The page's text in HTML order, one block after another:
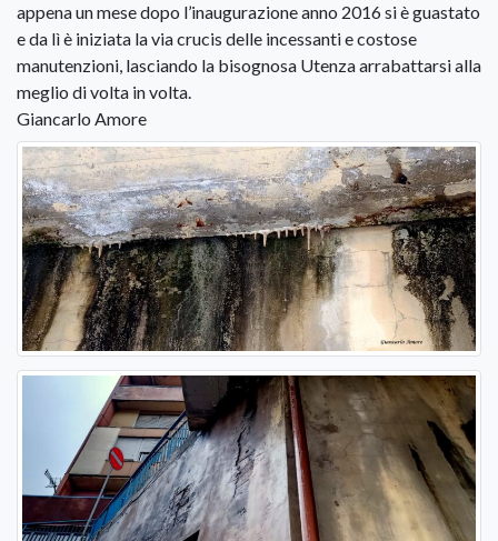
appena un mese dopo l’inaugurazione anno 2016 si è guastato
e da lì è iniziata la via crucis delle incessanti e costose
manutenzioni, lasciando la bisognosa Utenza arrabattarsi alla
meglio di volta in volta.
Giancarlo Amore